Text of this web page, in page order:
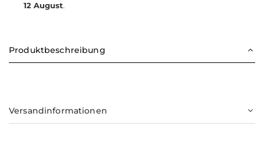
12 August.
Produktbeschreibung
Versandinformationen